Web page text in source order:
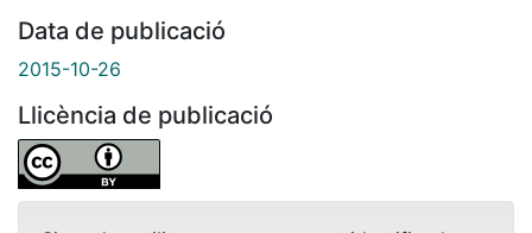
Data de publicació
2015-10-26
Llicència de publicació